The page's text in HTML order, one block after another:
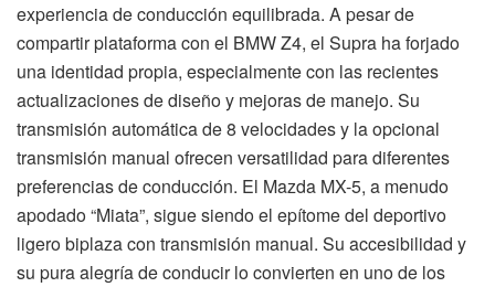
experiencia de conducción equilibrada. A pesar de
compartir plataforma con el BMW Z4, el Supra ha forjado
una identidad propia, especialmente con las recientes
actualizaciones de diseño y mejoras de manejo. Su
transmisión automática de 8 velocidades y la opcional
transmisión manual ofrecen versatilidad para diferentes
preferencias de conducción. El Mazda MX-5, a menudo
apodado “Miata”, sigue siendo el epítome del deportivo
ligero biplaza con transmisión manual. Su accesibilidad y
su pura alegría de conducir lo convierten en uno de los